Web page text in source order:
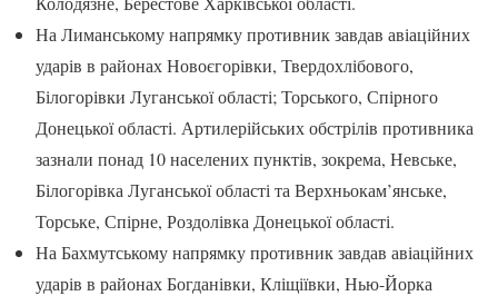
На Лиманському напрямку противник завдав авіаційних
ударів в районах Новоєгорівки, Твердохлібового,
Білогорівки Луганської області; Торського, Спірного
Донецької області. Артилерійських обстрілів противника
зазнали понад 10 населених пунктів, зокрема, Невське,
Білогорівка Луганської області та Верхньокам’янське,
Торське, Спірне, Роздолівка Донецької області.
На Бахмутському напрямку противник завдав авіаційних
ударів в районах Богданівки, Кліщіївки, Нью-Йорка